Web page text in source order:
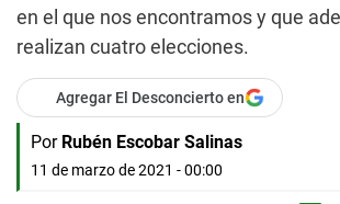
en el que nos encontramos y que
realizan cuatro elecciones.
Agregar El Desconcierto en
Por Rubén Escobar Salinas
11 de marzo de 2021 - 00:00